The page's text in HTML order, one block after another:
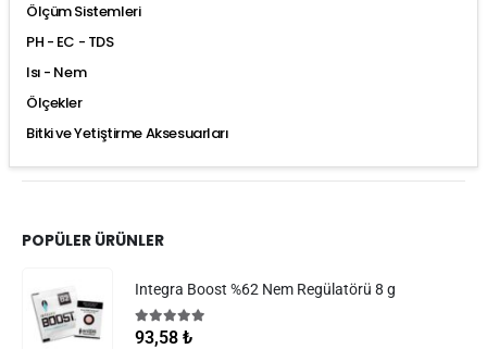
Ölçüm Sistemleri
PH - EC - TDS
Isı - Nem
Ölçekler
Bitki ve Yetiştirme Aksesuarları
POPÜLER ÜRÜNLER
Integra Boost %62 Nem Regülatörü 8 g
5.005 üzerinden
93,58 ₺